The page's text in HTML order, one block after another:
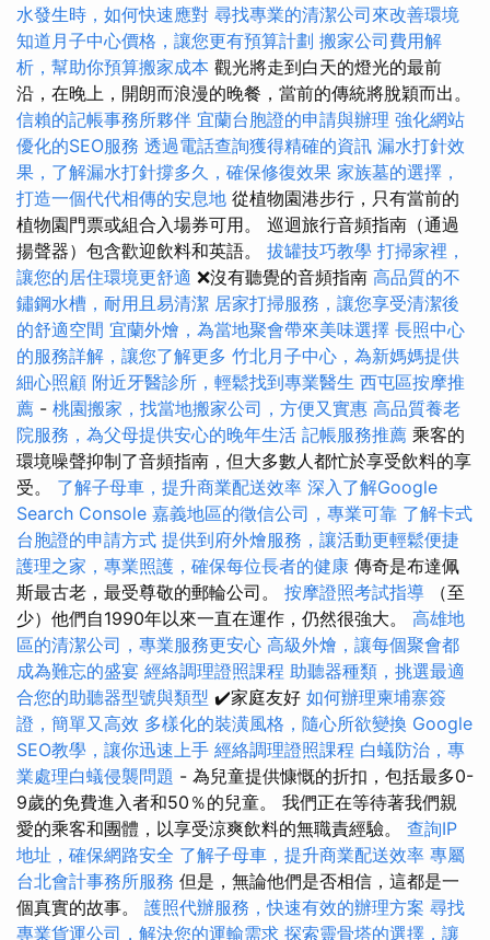
水發生時，如何快速應對 尋找專業的清潔公司來改善環境
知道月子中心價格，讓您更有預算計劃 搬家公司費用解
析，幫助你預算搬家成本 觀光將走到白天的燈光的最前
沿，在晚上，開朗而浪漫的晚餐，當前的傳統將脫穎而出。
信賴的記帳事務所夥伴 宜蘭台胞證的申請與辦理 強化網站
優化的SEO服務 透過電話查詢獲得精確的資訊 漏水打針效
果，了解漏水打針撐多久，確保修復效果 家族墓的選擇，
打造一個代代相傳的安息地 從植物園港步行，只有當前的
植物園門票或組合入場券可用。 巡迴旅行音頻指南（通過
揚聲器）包含歡迎飲料和英語。 拔罐技巧教學 打掃家裡，
讓您的居住環境更舒適 ❌沒有聽覺的音頻指南 高品質的不
鏽鋼水槽，耐用且易清潔 居家打掃服務，讓您享受清潔後
的舒適空間 宜蘭外燴，為當地聚會帶來美味選擇 長照中心
的服務詳解，讓您了解更多 竹北月子中心，為新媽媽提供
細心照顧 附近牙醫診所，輕鬆找到專業醫生 西屯區按摩推
薦 - 桃園搬家，找當地搬家公司，方便又實惠 高品質養老
院服務，為父母提供安心的晚年生活 記帳服務推薦 乘客的
環境噪聲抑制了音頻指南，但大多數人都忙於享受飲料的享
受。 了解子母車，提升商業配送效率 深入了解Google
Search Console 嘉義地區的徵信公司，專業可靠 了解卡式
台胞證的申請方式 提供到府外燴服務，讓活動更輕鬆便捷
護理之家，專業照護，確保每位長者的健康 傳奇是布達佩
斯最古老，最受尊敬的郵輪公司。 按摩證照考試指導
（至
少）他們自1990年以來一直在運作，仍然很強大。 高雄地
區的清潔公司，專業服務更安心 高級外燴，讓每個聚會都
成為難忘的盛宴 經絡調理證照課程 助聽器種類，挑選最適
合您的助聽器型號與類型 ✔️家庭友好 如何辦理柬埔寨簽
證，簡單又高效 多樣化的裝潢風格，隨心所欲變換 Google
SEO教學，讓你迅速上手 經絡調理證照課程 白蟻防治，專
業處理白蟻侵襲問題 - 為兒童提供慷慨的折扣，包括最多0-
9歲的免費進入者和50％的兒童。 我們正在等待著我們親
愛的乘客和團體，以享受涼爽飲料的無職責經驗。 查詢IP
地址，確保網路安全 了解子母車，提升商業配送效率 專屬
台北會計事務所服務 但是，無論他們是否相信，這都是一
個真實的故事。 護照代辦服務，快速有效的辦理方案 尋找
專業貨運公司，解決您的運輸需求 探索靈骨塔的選擇，讓